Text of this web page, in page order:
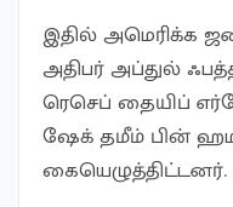
இதில் அமெரிக்க
அதிபர் அப்துல்
ரெசெப் தையிப்
ஷேக் தமீம் பின்
கையெழுத்திட்டனர்.